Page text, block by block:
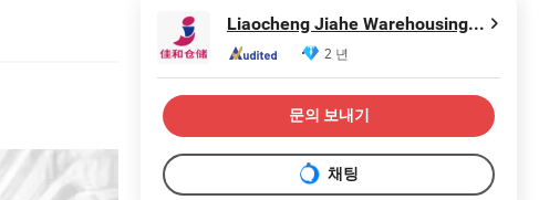
Liaocheng Jiahe Warehousing Equipment Co., Ltd
2 년
문의 보내기
채팅